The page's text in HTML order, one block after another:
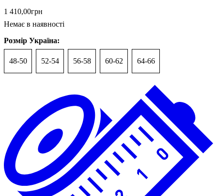
1 410,00грн
Немає в наявності
Розмір Україна:
48-50 52-54 56-58 60-62 64-66